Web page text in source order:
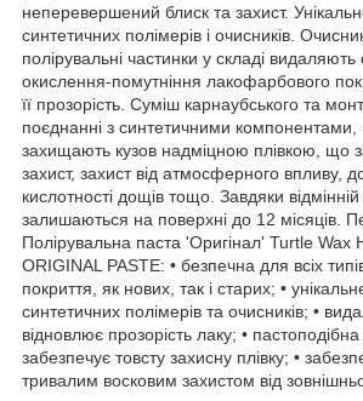
неперевершений блиск та захист.
синтетичних полімерів і очисників.
полірувальні частинки у складі видаляють
окислення-помутніння лакофарбового
її прозорість. Суміш карнаубського та
поєднанні з синтетичними компонентами,
захищають кузов надміцною плівкою, що
захист, захист від атмосферного впливу,
кислотності дощів тощо. Завдяки відмінній
залишаються на поверхні до 12 місяців.
Полірувальна паста 'Оригінал' Turtle Wax
ORIGINAL PASTE: • безпечна для всіх
покриття, як нових, так і старих; •
синтетичних полімерів та очисників; •
відновлює прозорість лаку; • пастоподібна
забезпечує товсту захисну плівку; •
тривалим восковим захистом від